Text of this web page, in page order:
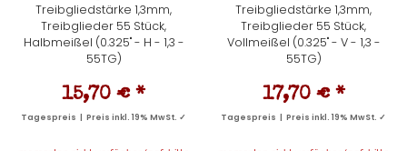
Treibgliedstärke 1,3mm,
Treibglieder 55 Stück,
Halbmeißel (0.325" - H - 1,3 -
55TG)
15,70 € *
Tagespreis | Preis inkl. 19% MwSt. ✓
Treibgliedstärke 1,3mm,
Treibglieder 55 Stück,
Vollmeißel (0.325" - V - 1,3 -
55TG)
17,70 € *
Tagespreis | Preis inkl. 19% MwSt. ✓